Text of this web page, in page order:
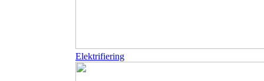
Elektrifiering